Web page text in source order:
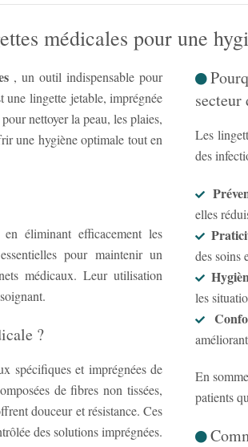
médicales pour une
une lingette jetable, imprégnée
nettoyer la peau, les plaies,
une hygiène optimale tout en
éliminant efficacement les
pour maintenir un
médicaux. Leur utilisation
?
spécifiques et imprégnées de
de fibres non tissées,
douceur et résistance. Ces
des solutions imprégnées.
secteur
Les
des
elles
des soins
les
En
patients